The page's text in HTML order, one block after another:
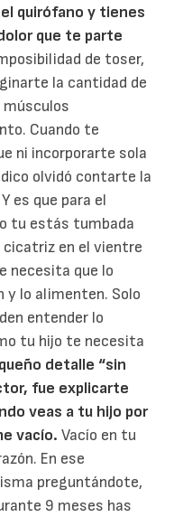
quirófano y tienes
que te parte
de toser,
la cantidad de
Cuando te
ni incorporarte sola
olvidó contarte la
es que para el
tu estás tumbada
cicatriz en el vientre
necesita que lo
y lo alimenten. Solo
entender lo
tu hijo te necesita
detalle “sin
fue explicarte
veas a tu hijo por
vacío. Vacío en tu
En ese
preguntándote,
9 meses has